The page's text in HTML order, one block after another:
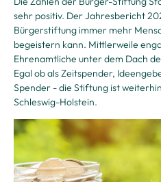
sehr positiv. Der Jahresbericht
Bürgerstiftung immer mehr
begeistern kann. Mittlerweile
Ehrenamtliche unter dem Dach
Egal ob als Zeitspender,
Spender - die Stiftung ist
Schleswig-Holstein.